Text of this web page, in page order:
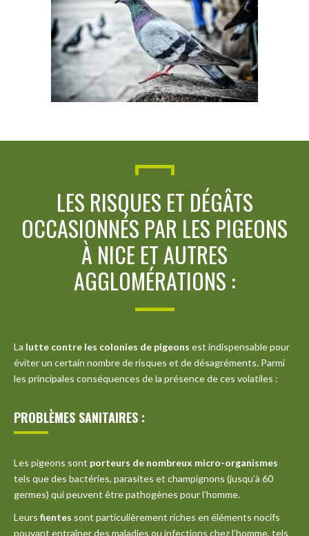
LES RISQUES ET DÉGÂTS
OCCASIONNÉS PAR LES PIGEONS
À NICE ET AUTRES
AGGLOMÉRATIONS :
La lutte contre les colonies de pigeons est indispensable pour
éviter un certain nombre de risques et de désagréments. Parmi
les principales conséquences de la présence de ces volatiles :
PROBLÈMES SANITAIRES :
Les pigeons sont porteurs de nombreux micro-organismes
tels que des bactéries, parasites et champignons (jusqu’à 60
germes) qui peuvent être pathogènes pour l’homme.
Leurs fientes sont particulièrement riches en éléments nocifs
pouvant entraîner des maladies ou infections chez l’homme, tels